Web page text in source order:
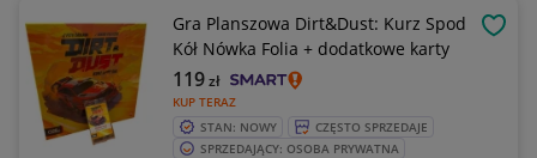
Gra Planszowa Dirt&Dust: Kurz Spod
Kół Nówka Folia + dodatkowe karty
KUP TERAZ
119zł
STAN: NOWY
CZĘSTO SPRZEDAJE
SPRZEDAJĄCY: OSOBA PRYWATNA